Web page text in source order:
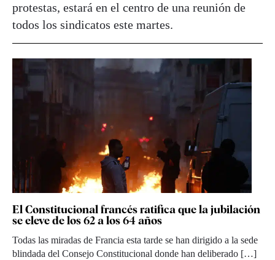
protestas, estará en el centro de una reunión de
todos los sindicatos este martes.
El Constitucional francés ratifica que la jubilación
se eleve de los 62 a los 64 años
Todas las miradas de Francia esta tarde se han dirigido a la sede
blindada del Consejo Constitucional donde han deliberado […]